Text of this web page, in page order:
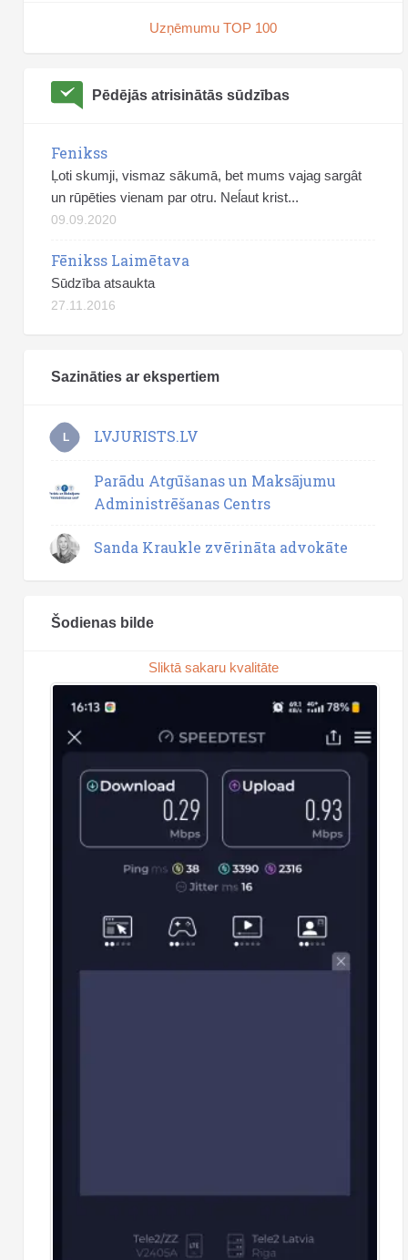
Uzņēmumu TOP 100
Pēdējās atrisinātās sūdzības
Fenikss
Ļoti skumji, vismaz sākumā, bet mums vajag sargât
un rūpēties vienam par otru. Neĺaut krist...
09.09.2020
Fēnikss Laimētava
Sūdzība atsaukta
27.11.2016
Sazināties ar ekspertiem
L LVJURISTS.LV
Parādu Atgūšanas un Maksājumu
Administrēšanas Centrs
Sanda Kraukle zvērināta advokāte
Šodienas bilde
Sliktā sakaru kvalitāte